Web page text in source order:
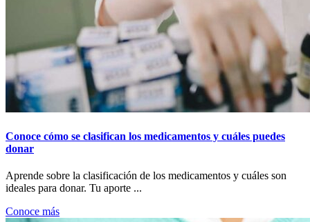
Conoce cómo se clasifican los medicamentos y cuáles puedes
donar
Aprende sobre la clasificación de los medicamentos y cuáles son
ideales para donar. Tu aporte ...
Conoce más